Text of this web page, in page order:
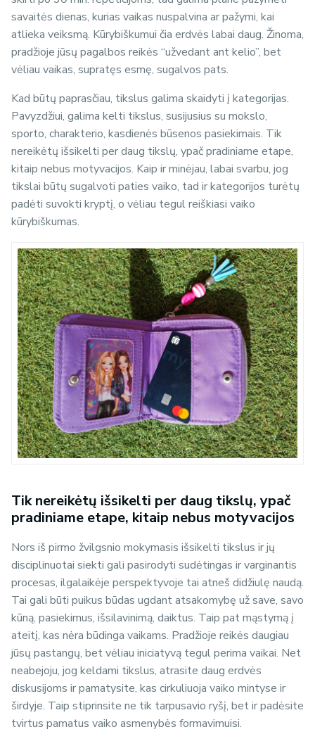
savaitės dienas, kurias vaikas nuspalvina ar pažymi, kai
atlieka veiksmą. Kūrybiškumui čia erdvės labai daug. Žinoma,
pradžioje jūsų pagalbos reikės “užvedant ant kelio”, bet
vėliau vaikas, supratęs esmę, sugalvos pats.
Kad būtų paprasčiau, tikslus galima skaidyti į kategorijas.
Pavyzdžiui, galima kelti tikslus, susijusius su mokslo,
sporto, charakterio, kasdienės būsenos pasiekimais. Tik
nereikėtų išsikelti per daug tikslų, ypač pradiniame etape,
kitaip nebus motyvacijos. Kaip ir minėjau, labai svarbu, jog
tikslai būtų sugalvoti paties vaiko, tad ir kategorijos turėtų
padėti suvokti kryptį, o vėliau tegul reiškiasi vaiko
kūrybiškumas.
Tik nereikėtų išsikelti per daug tikslų, ypač
pradiniame etape, kitaip nebus motyvacijos
Nors iš pirmo žvilgsnio mokymasis išsikelti tikslus ir jų
disciplinuotai siekti gali pasirodyti sudėtingas ir varginantis
procesas, ilgalaikėje perspektyvoje tai atneš didžiulę naudą.
Tai gali būti puikus būdas ugdant atsakomybę už save, savo
kūną, pasiekimus, išsilavinimą, daiktus. Taip pat mąstymą į
ateitį, kas nėra būdinga vaikams. Pradžioje reikės daugiau
jūsų pastangų, bet vėliau iniciatyvą tegul perima vaikai. Net
neabejoju, jog keldami tikslus, atrasite daug erdvės
diskusijoms ir pamatysite, kas cirkuliuoja vaiko mintyse ir
širdyje. Taip stiprinsite ne tik tarpusavio ryšį, bet ir padėsite
tvirtus pamatus vaiko asmenybės formavimuisi.